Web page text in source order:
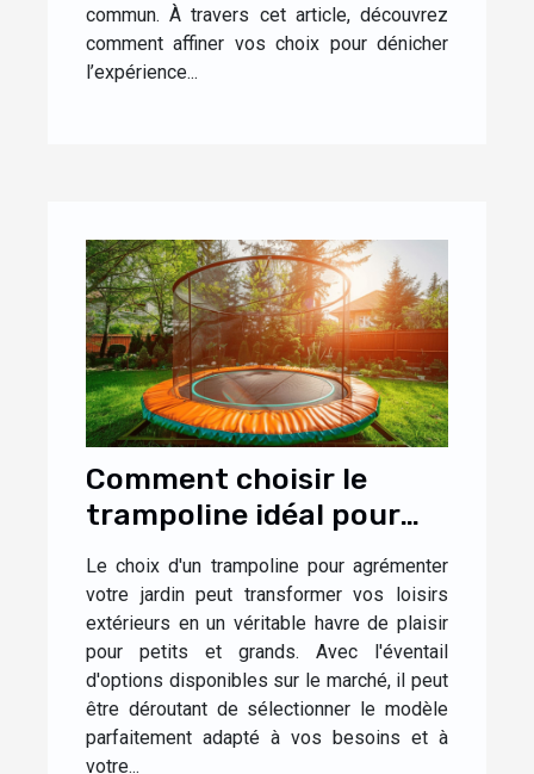
commun. À travers cet article, découvrez
comment affiner vos choix pour dénicher
l’expérience...
Comment choisir le
trampoline idéal pour
votre jardin
Le choix d'un trampoline pour agrémenter
votre jardin peut transformer vos loisirs
extérieurs en un véritable havre de plaisir
pour petits et grands. Avec l'éventail
d'options disponibles sur le marché, il peut
être déroutant de sélectionner le modèle
parfaitement adapté à vos besoins et à
votre...